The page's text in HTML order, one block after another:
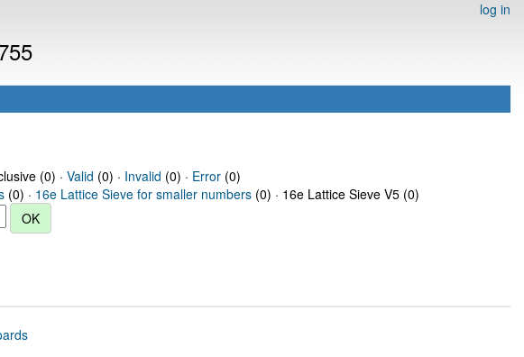
log in
(0) · Valid (0) · Invalid (0) · Error(0)
(0) · 16e Lattice Sieve for smaller numbers (0) · 16e Lattice Sieve V5 (0)